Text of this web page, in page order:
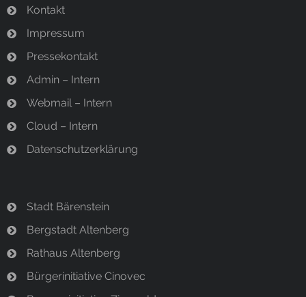
Kontakt
Impressum
Pressekontakt
Admin – Intern
Webmail – Intern
Cloud – Intern
Datenschutzerklärung
Stadt Bärenstein
Bergstadt Altenberg
Rathaus Altenberg
Bürgerinitiative Cinovec